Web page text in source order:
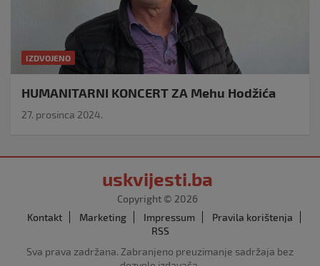
IZDVOJENO
HUMANITARNI KONCERT ZA Mehu Hodžića
27. prosinca 2024.
uskvijesti.ba
Copyright © 2026
Kontakt
Marketing Impressum
Pravila korištenja
RSS
Sva prava zadržana. Zabranjeno preuzimanje sadržaja bez